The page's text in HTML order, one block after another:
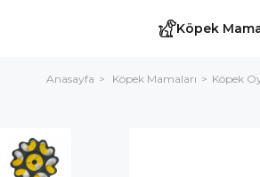
Köpek
Anasayfa Köpek Mamaları Köpek